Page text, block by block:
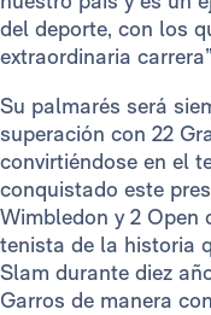
del deporte, con los
extraordinaria
Su palmarés será
superación con 22
convirtiéndose en el
conquistado este
Wimbledon y 2 Open
tenista de la historia
Slam durante diez
Garros de manera